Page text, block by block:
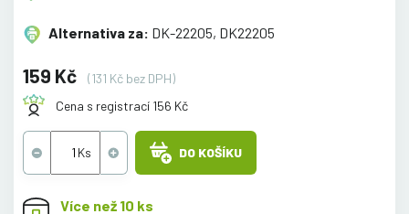
Alternativa za: DK-22205, DK22205
159 Kč
(131 Kč bez DPH)
Cena s registrací 156 Kč
DO KOŠÍKU
Více než 10 ks